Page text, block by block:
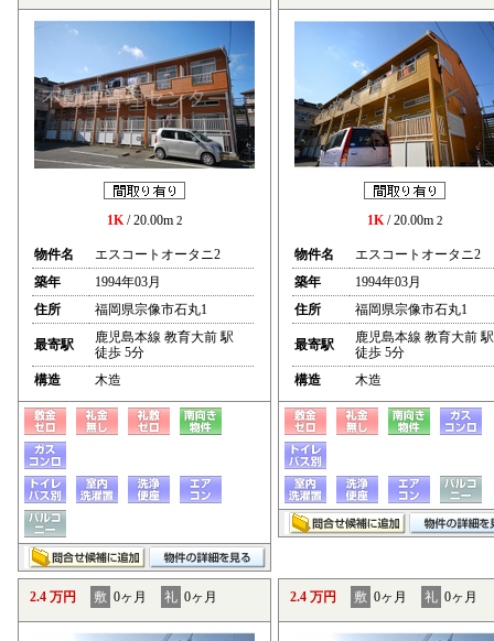
1K/ 20.00m 2
物件名
エスコートオータニ2
築年
1994年03月
住所
福岡県宗像市石丸1
最寄駅
鹿児島本線 教育大前 駅
徒歩 5分
構造
木造
1K/ 20.00m 2
物件名
エスコートオータニ2
築年
1994年03月
住所
福岡県宗像市石丸1
最寄駅
鹿児島本線 教育大前 駅
徒歩 5分
構造
木造
2.4 万円 敷 0ヶ月 礼 0ヶ月 2.4 万円 敷 0ヶ月 礼 0ヶ月